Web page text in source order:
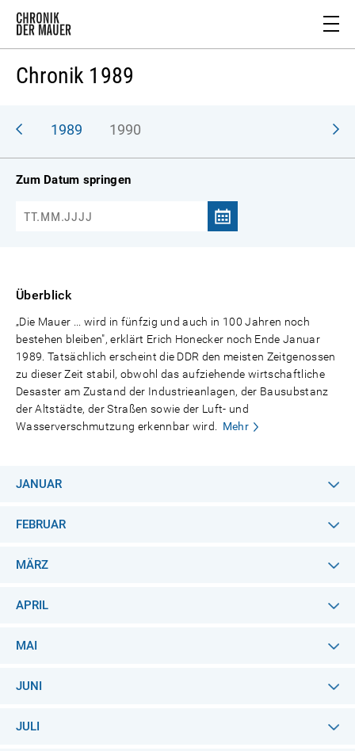
Chronik 1989
1989 1990
Zum Datum springen
Überblick
„Die Mauer ... wird in fünfzig und auch in 100 Jahren noch
bestehen bleiben", erklärt Erich Honecker noch Ende Januar
1989. Tatsächlich erscheint die DDR den meisten Zeitgenossen
zu dieser Zeit stabil, obwohl das aufziehende wirtschaftliche
Desaster am Zustand der Industrieanlagen, der Bausubstanz
der Altstädte, der Straßen sowie der Luft- und
Wasserverschmutzung erkennbar wird.
Mehr
JANUAR
FEBRUAR
MÄRZ
APRIL
MAI
JUNI
JULI